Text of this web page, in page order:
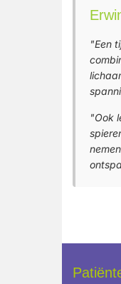
"Een
"Ook